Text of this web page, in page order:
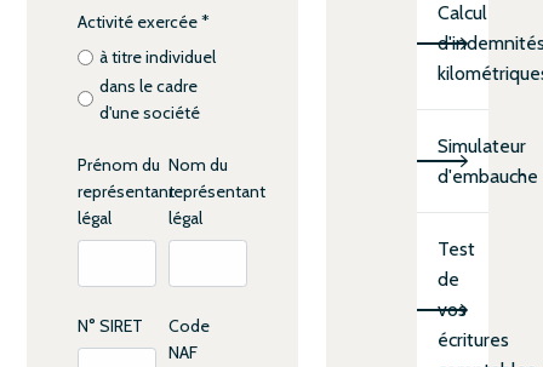
Activité exercée*
à titre individuel
dans le cadre
d'une société
Prénom du
représentant
légal
Nom du
représentant
légal
N° SIRET
Code
NAF
Calcul
Simulateur
d'embauche
Test
de
vos
écritures